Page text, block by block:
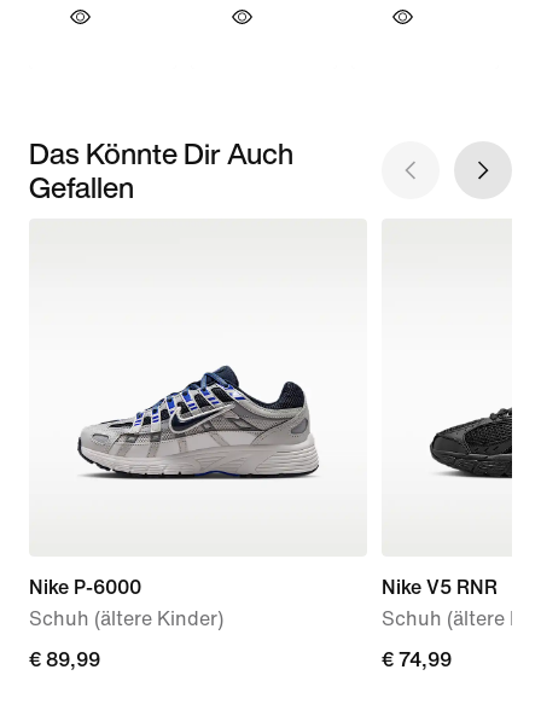
Das Könnte Dir Auch
Gefallen
Nike P-6000
Schuh (ältere Kinder)
€ 89,99
€ 89,99
Nike V5 RNR
Schuh (ältere
€ 74,99
€ 74,99